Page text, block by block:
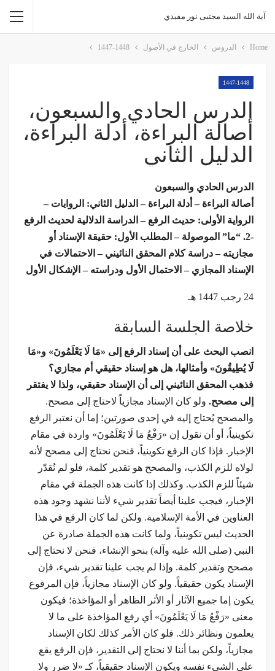
آية الله السيد مجتبى نور مفيدي
Home الدروس الخارج في الأصول 1447-1448
1447-1448
الدرس الحادي والسبعون،
أصالة البراءة، أدلة البراءة،
الدليل الثاني
الدرس الحادي والسبعون
أصالة البراءة – أدلة البراءة – الدليل الثاني: الروايات –
الرواية الأولى: حديث الرفع – الدراسة الدلالية لحديث الرفع
-2. “ما” الموصولة – المطلب الأول: حقيقة الإسناد أو
مجازيته – دراسة كلام المحقق النائيني – الاحتمالات في
الإسناد المجازي – الاحتمال الأول ودراسته – الإشكال الأول
24 رجب 1447 هـ
خلاصة الجلسة السابقة
انصب البحث على أن إسناد الرفع إلى «مَا لَا يَعْلَمُونَ» و«مَا
لَا يُطِيقُونَ» وأمثالها، هل هو إسناد حقيقي أم مجازي؟
فذهب المحقق النائيني إلى أن الإسناد حقيقي، ولذا لا يفتقر
إلى مصحح. ولو كان الإسناد مجازياً لاحتاج إلى مصحح.
والمصحح يُحتاج إليه في إحدى صورتين؛ إما أن نعتبر الرفع
تكوينياً، أو أن نقول إن «رَفْعُ مَا لَا يَعْلَمُونَ» واردة في مقام
الإخبار. فإذا كان الرفع تكوينياً، فنحن نحتاج إلى مصحح لأنه
لولاه للزم الكذب، والمصحح هو تقدير كلمة، فلو لم نُقدّر
شيئاً للزم الكذب. وكذلك إذا كانت هذه الجملة في مقام
الإخبار، فيجب علينا أيضاً تقدير شيء لأننا نشهد وجود هذه
العناوين في الأمة الإسلامية. ولكن لما كان الرفع في هذا
الحديث ليس تكوينياً، ولما كانت هذه الجملة صادرة عن
النبي (صلى الله عليه وآله) بنحو الإنشاء، فنحن لا نحتاج إلى
مصحح وتقدير كلمة. وإذا لم يجب علينا تقدير شيء، فإن
الإسناد يكون حقيقياً. ولو كان الإسناد مجازياً، فإن المرفوع
يكون إما جميع الآثار أو الأثر الظاهر أو المؤاخذة؛ فيكون
معنى «رَفْعُ مَا لَا يَعْلَمُونَ» أي رفع المؤاخذة على ما لا
يعلمون ونظائر ذلك. فلو كان الأمر كذلك لكان الإسناد
مجازياً، ولكن بما أننا لا نحتاج إلى التقدير، فإن الرفع يقع
على الشيء نفسه ويكون الإسناد حقيقياً، كـ «لا ضرر ولا